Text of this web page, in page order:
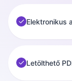
Elektronikus
Letölthető